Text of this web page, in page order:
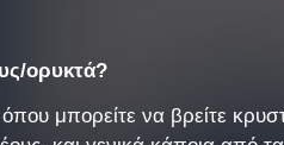
ορυκτά?
μπορείτε να βρείτε